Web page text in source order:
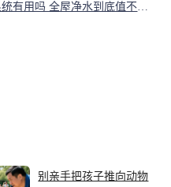
中央水处理系统有用吗 全屋净水到底值不值得装
别亲手把孩子推向动物